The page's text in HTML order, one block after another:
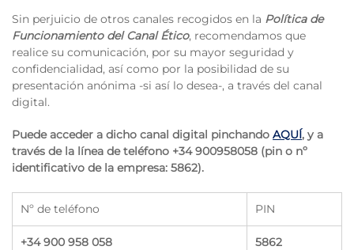
Sin perjuicio de otros canales recogidos en la Política de
Funcionamiento del Canal Ético, recomendamos que
realice su comunicación, por su mayor seguridad y
confidencialidad, así como por la posibilidad de su
presentación anónima -si así lo desea-, a través del canal
digital.
Puede acceder a dicho canal digital pinchando AQUÍ, y a
través de la línea de teléfono +34 900958058 (pin o nº
identificativo de la empresa: 5862).
Nº de teléfono PIN
+34 900 958 058 5862